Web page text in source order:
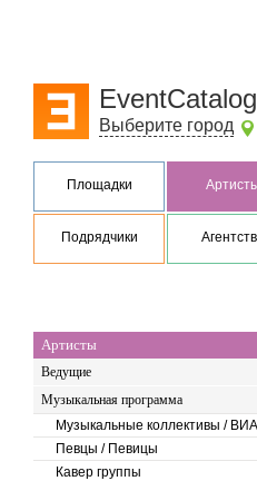
Выберите город
Площадки
Подрядчики
Артисты
Ведущие
Музыкальная программа
Музыкальные коллективы / ВИА
Певцы / Певицы
Кавер группы